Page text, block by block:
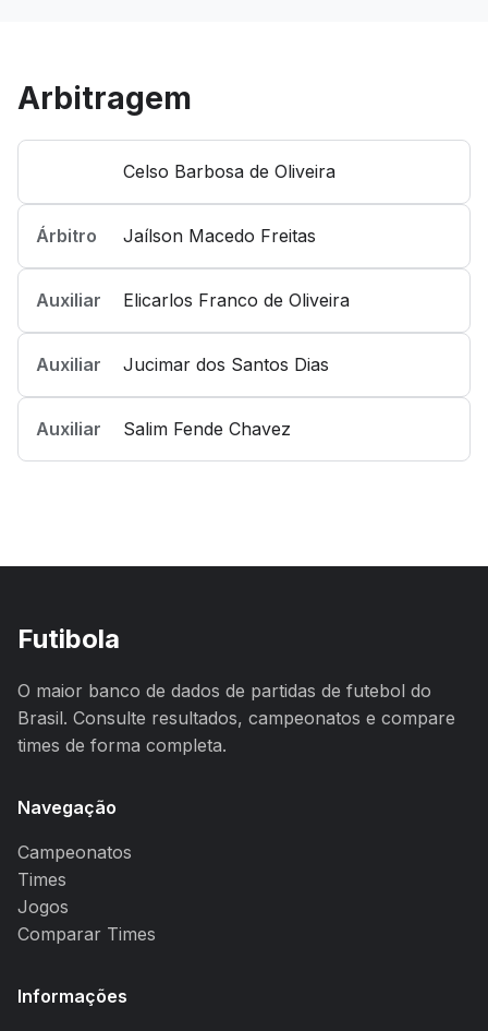
Arbitragem
Celso Barbosa de Oliveira
Árbitro Jaílson Macedo Freitas
Auxiliar Elicarlos Franco de Oliveira
Auxiliar Jucimar dos Santos Dias
Auxiliar Salim Fende Chavez
Futibola
O maior banco de dados de partidas de futebol do
Brasil. Consulte resultados, campeonatos e compare
times de forma completa.
Navegação
Campeonatos
Times
Jogos
Comparar Times
Informações